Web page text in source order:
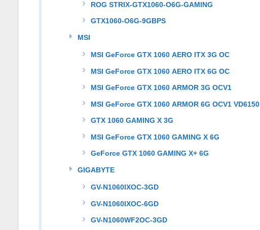
ROG STRIX-GTX1060-O6G-GAMING
GTX1060-O6G-9GBPS
MSI
MSI GeForce GTX 1060 AERO ITX 3G OC
MSI GeForce GTX 1060 AERO ITX 6G OC
MSI GeForce GTX 1060 ARMOR 3G OCV1
MSI GeForce GTX 1060 ARMOR 6G OCV1 VD6150
GTX 1060 GAMING X 3G
MSI GeForce GTX 1060 GAMING X 6G
GeForce GTX 1060 GAMING X+ 6G
GIGABYTE
GV-N1060IXOC-3GD
GV-N1060IXOC-6GD
GV-N1060WF2OC-3GD